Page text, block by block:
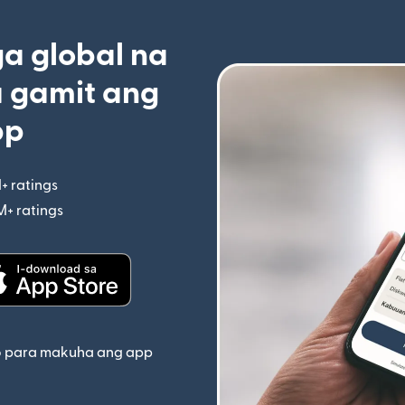
global na
gamit ang
ratings
(bubukas sa bagong window)
ratings
(bubukas sa bagong window)
para makuha ang app